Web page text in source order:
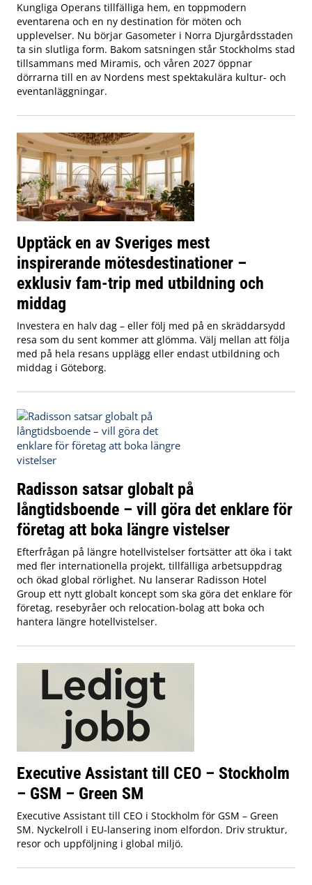
Kungliga Operans tillfälliga hem, en toppmodern
eventarena och en ny destination för möten och
upplevelser. Nu börjar Gasometer i Norra Djurgårdsstaden
ta sin slutliga form. Bakom satsningen står Stockholms stad
tillsammans med Miramis, och våren 2027 öppnar
dörrarna till en av Nordens mest spektakulära kultur- och
eventanläggningar.
Upptäck en av Sveriges mest
inspirerande mötesdestinationer –
exklusiv fam-trip med utbildning och
middag
Investera en halv dag – eller följ med på en skräddarsydd
resa som du sent kommer att glömma. Välj mellan att följa
med på hela resans upplägg eller endast utbildning och
middag i Göteborg.
Radisson satsar globalt på
långtidsboende – vill göra det enklare för
företag att boka längre vistelser
Efterfrågan på längre hotellvistelser fortsätter att öka i takt
med fler internationella projekt, tillfälliga arbetsuppdrag
och ökad global rörlighet. Nu lanserar Radisson Hotel
Group ett nytt globalt koncept som ska göra det enklare för
företag, resebyråer och relocation-bolag att boka och
hantera längre hotellvistelser.
Executive Assistant till CEO – Stockholm
– GSM – Green SM
Executive Assistant till CEO i Stockholm för GSM – Green
SM. Nyckelroll i EU‑lansering inom elfordon. Driv struktur,
resor och uppföljning i global miljö.